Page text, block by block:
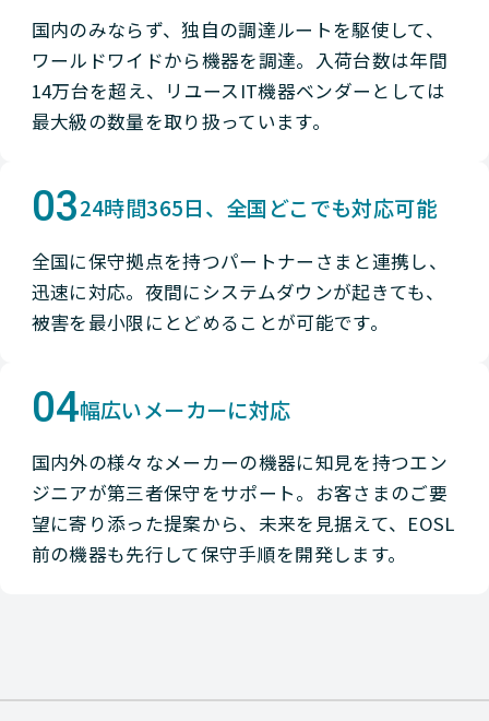
国内のみならず、独自の調達ルートを駆使して、
ワールドワイドから機器を調達。入荷台数は年間
14万台を超え、リユースIT機器ベンダーとしては
最大級の数量を取り扱っています。
0324時間365日、全国どこでも対応可能
全国に保守拠点を持つパートナーさまと連携し、
迅速に対応。夜間にシステムダウンが起きても、
被害を最小限にとどめることが可能です。
04幅広いメーカーに対応
国内外の様々なメーカーの機器に知見を持つエン
ジニアが第三者保守をサポート。お客さまのご要
望に寄り添った提案から、未来を見据えて、EOSL
前の機器も先行して保守手順を開発します。